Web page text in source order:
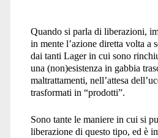
Quando si parla di liberazioni,
in mente l’azione diretta volta a
dai tanti Lager in cui sono
una (non)esistenza in gabbia
maltrattamenti, nell’attesa
trasformati in “prodotti”.
Sono tante le maniere in cui si
liberazione di questo tipo, ed è